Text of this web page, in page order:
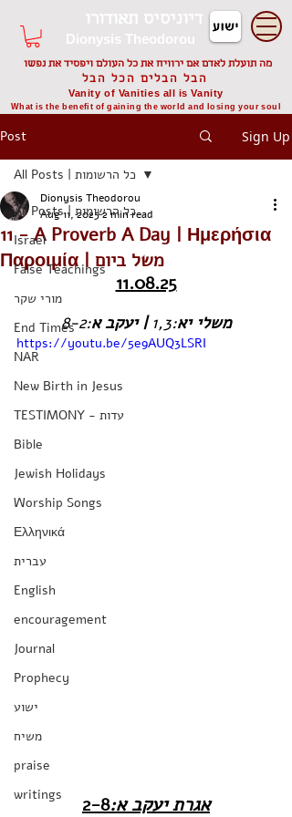
דיוניסיס תאודורו
Dionysis Theodorou
מה תועלת לאדם אם ירוויח את כל העולם ויפסיד את נפשו
הבל הבלים הכל הבל
Vanity of Vanities all is Vanity
What is the benefit of gaining the world and losing your soul
Post Sign Up
All Posts | כל הרשומות
Israel
False Teachings
מורי שקר
End Times
NAR
New Birth in Jesus
TESTIMONY - עדות
Bible
Jewish Holidays
Worship Songs
Ελληνικά
עברית
English
encouragement
Journal
Prophecy
ישוע
משיח
praise
writings
All Posts | כל הרשומות
11 - A Proverb A Day | Ημερήσια
Παροιμία | משל ביום
Dionysis Theodorou
Aug 11, 20252 min read
11.08.25
משלי יא:1,3 | יעקב א:8-2
https://youtu.be/5e9AUQ3LSRI
אגרת יעקב א:2-8